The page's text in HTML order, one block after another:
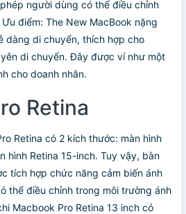
người dùng có thể điều chỉnh
điểm: The New MacBook nặng
dàng di chuyển, thích hợp cho
di chuyển. Đây được ví như một
cho doanh nhân.
Retina
Retina có 2 kích thước: màn hình
hình Retina 15-inch. Tuy vậy, bàn
tích hợp chức năng cảm biến ánh
thể điều chỉnh trong môi trường ánh
Macbook Pro Retina 13 inch có